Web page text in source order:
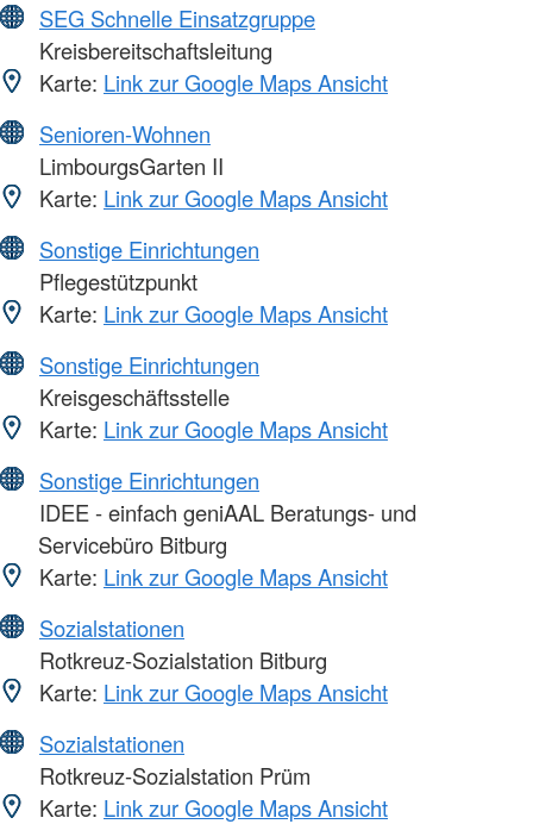
SEG Schnelle Einsatzgruppe
Kreisbereitschaftsleitung
Karte: Link zur Google Maps Ansicht
Senioren-Wohnen
LimbourgsGarten II
Karte: Link zur Google Maps Ansicht
Sonstige Einrichtungen
Pflegestützpunkt
Karte: Link zur Google Maps Ansicht
Sonstige Einrichtungen
Kreisgeschäftsstelle
Karte: Link zur Google Maps Ansicht
Sonstige Einrichtungen
IDEE - einfach geniAAL Beratungs- und
Servicebüro Bitburg
Karte: Link zur Google Maps Ansicht
Sozialstationen
Rotkreuz-Sozialstation Bitburg
Karte: Link zur Google Maps Ansicht
Sozialstationen
Rotkreuz-Sozialstation Prüm
Karte: Link zur Google Maps Ansicht